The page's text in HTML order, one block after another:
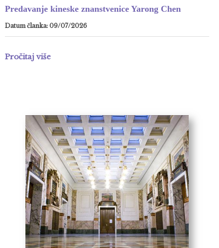
Predavanje kineske znanstvenice Yarong Chen
Datum članka: 09/07/2026
Pročitaj više